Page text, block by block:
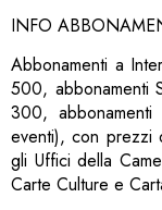
INFO
Abbonamenti a
500, abbonamenti
300,
eventi), con prezzi
gli Uffici della
Carte Culture e